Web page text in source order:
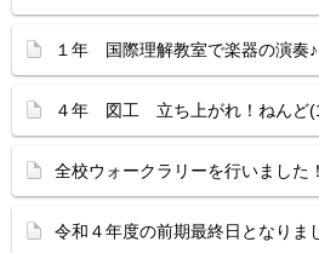
１年 国際理解教室で楽器の演奏
４年 図工 立ち上がれ！ねんど
全校ウォークラリーを行いました
令和４年度の前期最終日となりま